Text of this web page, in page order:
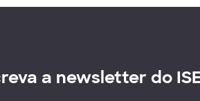
a newsletter do